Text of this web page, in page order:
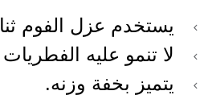
يستخدم عزل الفوم
لا تنمو عليه
يتميز بخفة وزنه.